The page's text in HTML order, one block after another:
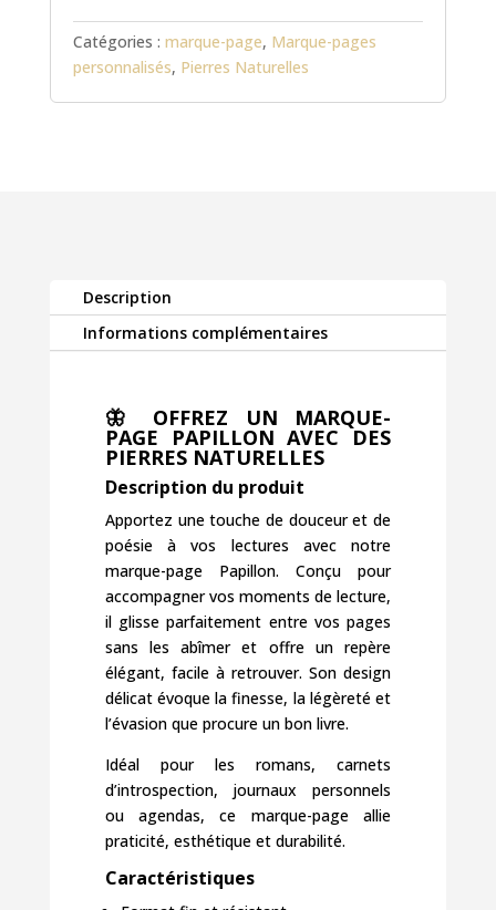
Catégories : marque-page, Marque-pages
personnalisés, Pierres Naturelles
Description
Informations complémentaires
🦋 OFFREZ UN MARQUE-
PAGE PAPILLON AVEC DES
PIERRES NATURELLES
Description du produit
Apportez une touche de douceur et de
poésie à vos lectures avec notre
marque-page Papillon. Conçu pour
accompagner vos moments de lecture,
il glisse parfaitement entre vos pages
sans les abîmer et offre un repère
élégant, facile à retrouver. Son design
délicat évoque la finesse, la légèreté et
l’évasion que procure un bon livre.
Idéal pour les romans, carnets
d’introspection, journaux personnels
ou agendas, ce marque-page allie
praticité, esthétique et durabilité.
Caractéristiques